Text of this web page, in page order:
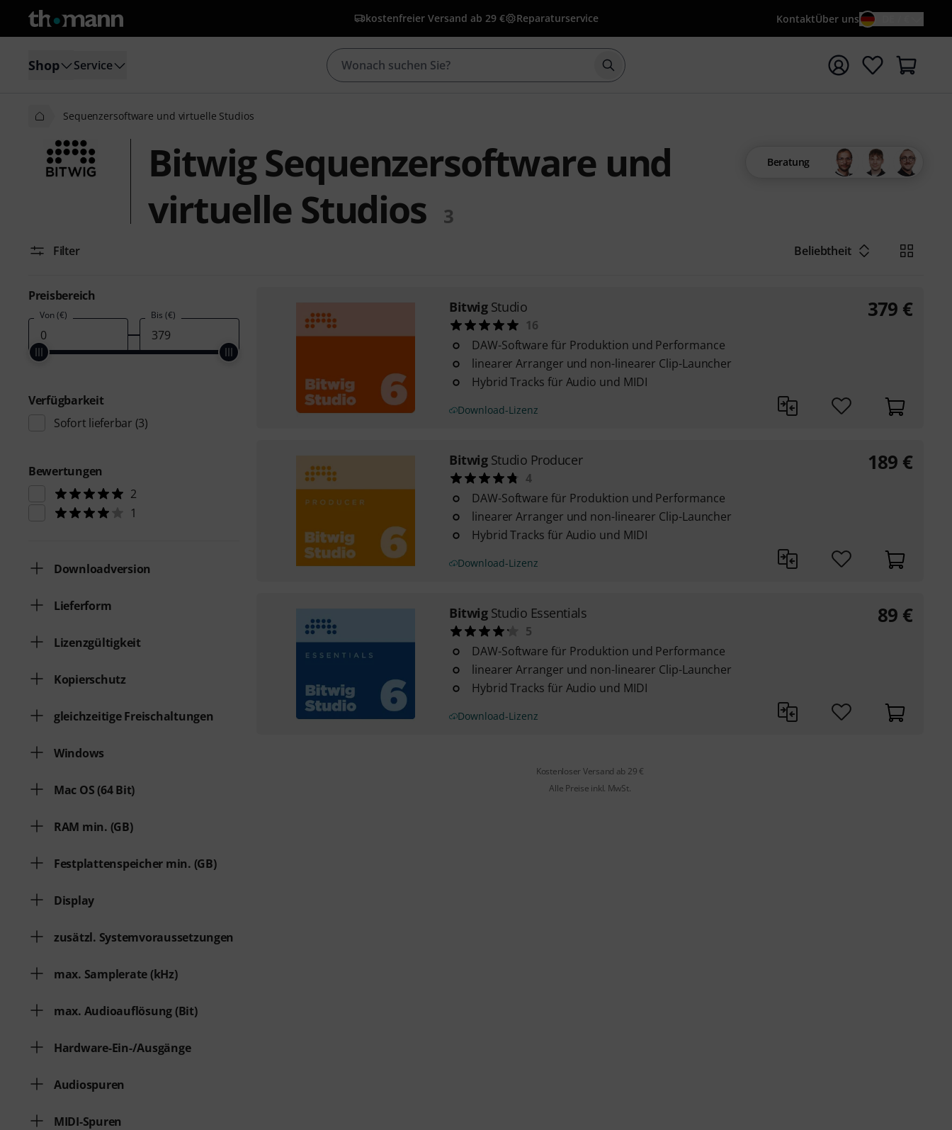
kostenfreier Versand ab 29 € Reparaturservice KontaktÜber uns
Shop Service Suche mit Suchwort {searchTerm} starten
Sequenzersoftware und virtuelle Studios
Bitwig Sequenzersoftware und
virtuelle Studios
3
Beratung
Filter Beliebtheit
Preisbereich
Von (€) Bis (€)
Verfügbarkeit
Sofort lieferbar (3)
Bewertungen
2
1
Downloadversion
Lieferform
Lizenzgültigkeit
Kopierschutz
gleichzeitige Freischaltungen
Windows
Mac OS (64 Bit)
RAM min. (GB)
Festplattenspeicher min. (GB)
Display
zusätzl. Systemvoraussetzungen
max. Samplerate (kHz)
max. Audioauflösung (Bit)
Hardware-Ein-/Ausgänge
Audiospuren
MIDI-Spuren
Bitwig Studio
16
DAW-Software für Produktion und Performance
linearer Arranger und non-linearer Clip-Launcher
Hybrid Tracks für Audio und MIDI
Download-Lizenz
379 €
Bitwig Studio Producer
4
DAW-Software für Produktion und Performance
linearer Arranger und non-linearer Clip-Launcher
Hybrid Tracks für Audio und MIDI
Download-Lizenz
189 €
Bitwig Studio Essentials
5
DAW-Software für Produktion und Performance
linearer Arranger und non-linearer Clip-Launcher
Hybrid Tracks für Audio und MIDI
Download-Lizenz
89 €
Kostenloser Versand ab 29 €
Alle Preise inkl. MwSt.